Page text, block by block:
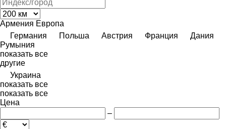
Армения Европа
Германия
Польша Австрия Франция
Дания
Румыния
показать все
другие
Украина
показать все
показать все
Цена
–